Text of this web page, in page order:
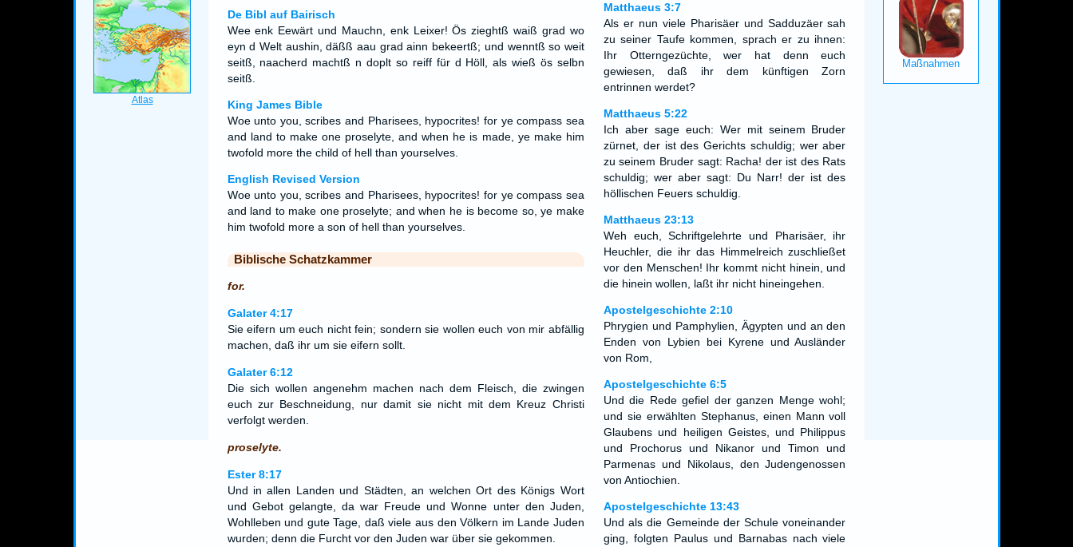
De Bibl auf Bairisch
Wee enk Eewärt und Mauchn, enk Leixer! Ös zieghtß waiß grad wo
eyn d Welt aushin, däßß aau grad ainn bekeertß; und wenntß so weit
seitß, naacherd machtß n doplt so reiff für d Höll, als wieß ös selbn
seitß.
King James Bible
Woe unto you, scribes and Pharisees, hypocrites! for ye compass sea
and land to make one proselyte, and when he is made, ye make him
twofold more the child of hell than yourselves.
English Revised Version
Woe unto you, scribes and Pharisees, hypocrites! for ye compass sea
and land to make one proselyte; and when he is become so, ye make
him twofold more a son of hell than yourselves.
Biblische Schatzkammer
for.
Galater 4:17
Sie eifern um euch nicht fein; sondern sie wollen euch von mir abfällig
machen, daß ihr um sie eifern sollt.
Galater 6:12
Die sich wollen angenehm machen nach dem Fleisch, die zwingen
euch zur Beschneidung, nur damit sie nicht mit dem Kreuz Christi
verfolgt werden.
proselyte.
Ester 8:17
Und in allen Landen und Städten, an welchen Ort des Königs Wort
und Gebot gelangte, da war Freude und Wonne unter den Juden,
Wohlleben und gute Tage, daß viele aus den Völkern im Lande Juden
wurden; denn die Furcht vor den Juden war über sie gekommen.
Matthaeus 3:7
Als er nun viele Pharisäer und Sadduzäer sah
zu seiner Taufe kommen, sprach er zu ihnen:
Ihr Otterngezüchte, wer hat denn euch
gewiesen, daß ihr dem künftigen Zorn
entrinnen werdet?
Matthaeus 5:22
Ich aber sage euch: Wer mit seinem Bruder
zürnet, der ist des Gerichts schuldig; wer aber
zu seinem Bruder sagt: Racha! der ist des Rats
schuldig; wer aber sagt: Du Narr! der ist des
höllischen Feuers schuldig.
Matthaeus 23:13
Weh euch, Schriftgelehrte und Pharisäer, ihr
Heuchler, die ihr das Himmelreich zuschließet
vor den Menschen! Ihr kommt nicht hinein, und
die hinein wollen, laßt ihr nicht hineingehen.
Apostelgeschichte 2:10
Phrygien und Pamphylien, Ägypten und an den
Enden von Lybien bei Kyrene und Ausländer
von Rom,
Apostelgeschichte 6:5
Und die Rede gefiel der ganzen Menge wohl;
und sie erwählten Stephanus, einen Mann voll
Glaubens und heiligen Geistes, und Philippus
und Prochorus und Nikanor und Timon und
Parmenas und Nikolaus, den Judengenossen
von Antiochien.
Apostelgeschichte 13:43
Und als die Gemeinde der Schule voneinander
ging, folgten Paulus und Barnabas nach viele